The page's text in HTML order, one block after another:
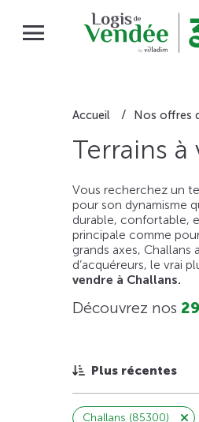
Accueil Nos offres
Terrains à
Vous recherchez un
pour son dynamisme
durable, confortable,
principale comme
grands axes,
d’acquéreurs, le vrai
vendre à Challans.
Découvrez nos
Plus récentes
Challans (85300)